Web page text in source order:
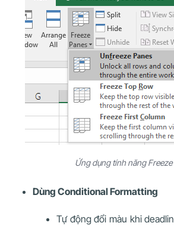
Ứng dụng tính năng Freeze
Dùng Conditional Formatting
Tự động đổi màu khi